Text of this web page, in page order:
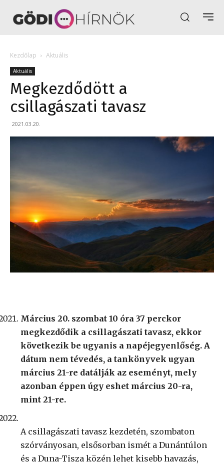
Kezdőlap Aktuális
Aktuális
Megkezdődött a
csillagászati tavasz
2021.03.20.
Március 20. szombat 10 óra 37 perckor
megkezdődik a csillagászati tavasz, ekkor
következik be ugyanis a napéjegyenlőség. A
dátum nem tévedés, a tankönyvek ugyan
március 21-re datálják az eseményt, mely
azonban éppen úgy eshet március 20-ra,
mint 21-re.
A csillagászati tavasz kezdetén, szombaton
szórványosan, elsősorban ismét a Dunántúlon
és a Duna-Tisza közén lehet kisebb havazás,